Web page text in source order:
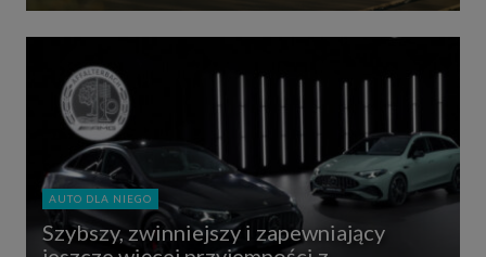
AUTO DLA NIEGO
Szybszy, zwinniejszy i zapewniający